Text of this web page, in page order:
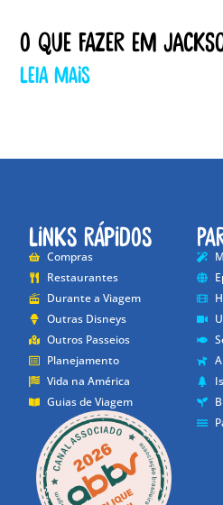
O que fazer em
Leia mais
Links Rápidos
Compras
Restaurantes
Durante a Viagem
Outras Disneys
Outros Passeios
Planejamento
Vida na América
Guias de Viagem